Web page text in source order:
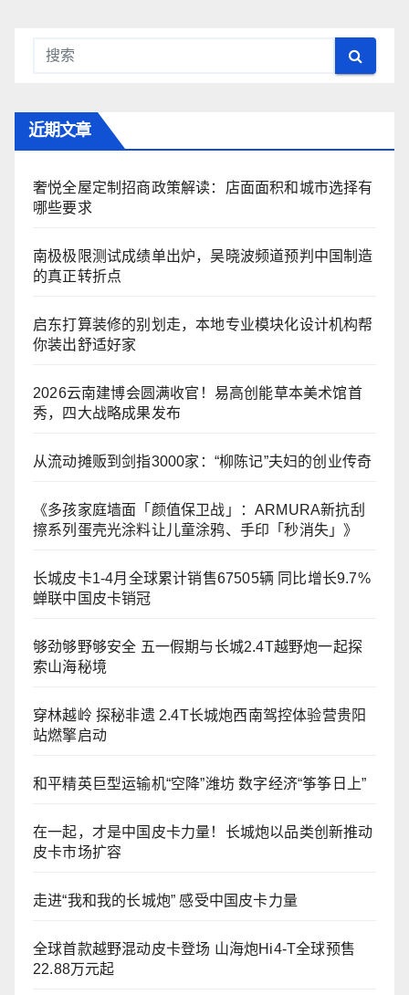
近期文章
奢悦全屋定制招商政策解读：店面面积和城市选择有
哪些要求
南极极限测试成绩单出炉，吴晓波频道预判中国制造
的真正转折点
启东打算装修的别划走，本地专业模块化设计机构帮
你装出舒适好家
2026云南建博会圆满收官！易高创能草本美术馆首
秀，四大战略成果发布
从流动摊贩到剑指3000家：“柳陈记”夫妇的创业传奇
《多孩家庭墙面「颜值保卫战」：ARMURA新抗刮
擦系列蛋壳光涂料让儿童涂鸦、手印「秒消失」》
长城皮卡1-4月全球累计销售67505辆 同比增长9.7%
蝉联中国皮卡销冠
够劲够野够安全 五一假期与长城2.4T越野炮一起探
索山海秘境
穿林越岭 探秘非遗 2.4T长城炮西南驾控体验营贵阳
站燃擎启动
和平精英巨型运输机“空降”潍坊 数字经济“筝筝日上”
在一起，才是中国皮卡力量！长城炮以品类创新推动
皮卡市场扩容
走进“我和我的长城炮” 感受中国皮卡力量
全球首款越野混动皮卡登场 山海炮Hi4-T全球预售
22.88万元起